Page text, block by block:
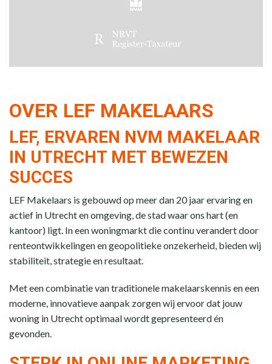
OVER LEF MAKELAARS
LEF, ERVAREN NVM MAKELAAR
IN UTRECHT MET BEWEZEN
SUCCES
LEF Makelaars is gebouwd op meer dan 20 jaar ervaring en
actief in Utrecht en omgeving, de stad waar ons hart (en
kantoor) ligt. In een woningmarkt die continu verandert door
renteontwikkelingen en geopolitieke onzekerheid, bieden wij
stabiliteit, strategie en resultaat.
Met een combinatie van traditionele makelaarskennis en een
moderne, innovatieve aanpak zorgen wij ervoor dat jouw
woning in Utrecht optimaal wordt gepresenteerd én
gevonden.